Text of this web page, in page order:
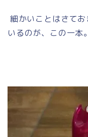
細かいことはさて
いるのが、この一本。